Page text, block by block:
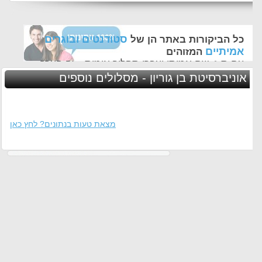
כל הביקורות באתר הן של סטודנטים ובוגרים
אמיתיים המזוהים
עם ת.ז, שם אמיתי ועברו תהליך אימות - זה הערך
החשוב לנו ביותר באתר
אוניברסיטת בן גוריון - מסלולים נוספים
מצאת טעות בנתונים? לחץ כאן